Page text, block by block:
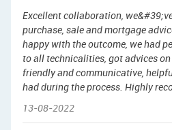
Excellent collaboration,
purchase, sale and mortgage
happy with the outcome, we had
to all technicalities, got advices
friendly and communicative,
had during the process. Highly
13-08-2022